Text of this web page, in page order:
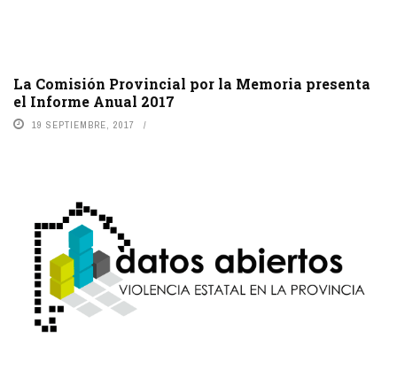
La Comisión Provincial por la Memoria presenta
el Informe Anual 2017
19 SEPTIEMBRE, 2017